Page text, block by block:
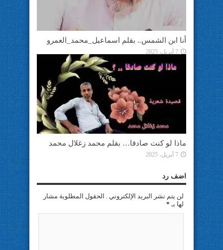
أنا ابن الشمس.. بقلم اسماعيل_محمد_العمرو
7 أبريل، 2025
ماذا لو كنت صادقا… بقلم محمد زغلال محمد
7 أبريل، 2025
اضف رد
لن يتم نشر البريد الإلكتروني . الحقول المطلوبة مشار
لها بـ *